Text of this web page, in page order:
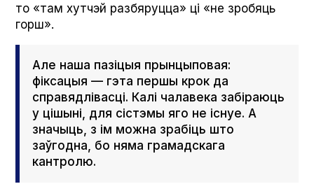
то «там хутчэй разбяруцца» ці «не зробяць
горш».
Але наша пазіцыя прынцыповая:
фіксацыя — гэта першы крок да
справядлівасці. Калі чалавека забіраюць
у цішыні, для сістэмы яго не існуе. А
значыць, з ім можна зрабіць што
заўгодна, бо няма грамадскага
кантролю.